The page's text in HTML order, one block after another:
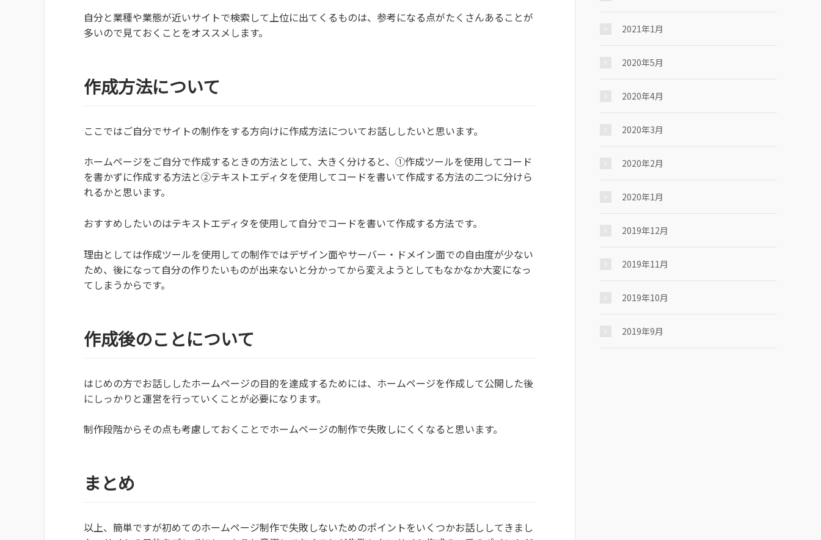
自分と業種や業態が近いサイトで検索して上位に出てくるものは、参考になる点がたくさんあることが
多いので見ておくことをオススメします。
作成方法について
ここではご自分でサイトの制作をする方向けに作成方法についてお話ししたいと思います。
ホームページをご自分で作成するときの方法として、大きく分けると、①作成ツールを使用してコード
を書かずに作成する方法と②テキストエディタを使用してコードを書いて作成する方法の二つに分けら
れるかと思います。
おすすめしたいのはテキストエディタを使用して自分でコードを書いて作成する方法です。
理由としては作成ツールを使用しての制作ではデザイン面やサーバー・ドメイン面での自由度が少ない
ため、後になって自分の作りたいものが出来ないと分かってから変えようとしてもなかなか大変になっ
てしまうからです。
作成後のことについて
はじめの方でお話ししたホームページの目的を達成するためには、ホームページを作成して公開した後
にしっかりと運営を行っていくことが必要になります。
制作段階からその点も考慮しておくことでホームページの制作で失敗しにくくなると思います。
まとめ
以上、簡単ですが初めてのホームページ制作で失敗しないためのポイントをいくつかお話ししてきまし
2021年1月
2020年5月
2020年4月
2020年3月
2020年2月
2020年1月
2019年12月
2019年11月
2019年10月
2019年9月